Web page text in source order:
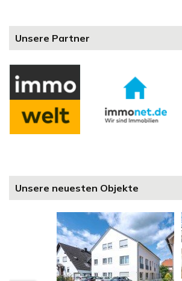
Unsere Partner
Unsere neuesten Objekte